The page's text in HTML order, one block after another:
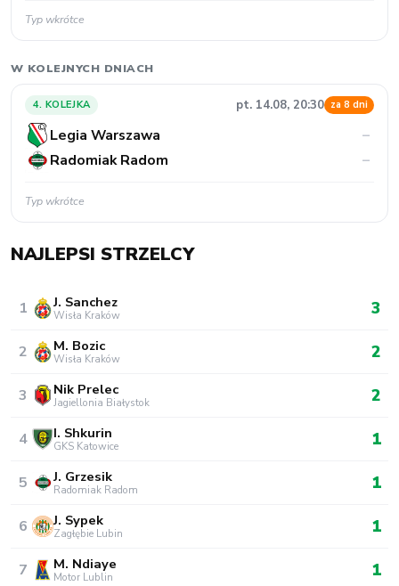
Typ wkrótce
W KOLEJNYCH DNIACH
4. KOLEJKA pt. 14.08, 20:30 za 8 dni
Legia Warszawa
–
Radomiak Radom
–
Typ wkrótce
NAJLEPSI STRZELCY
1 J. Sanchez
Wisła Kraków 3
2 M. Bozic
Wisła Kraków 2
3 Nik Prelec
Jagiellonia Białystok 2
4 I. Shkurin
GKS Katowice 1
5 J. Grzesik
Radomiak Radom 1
6 J. Sypek
Zagłębie Lubin 1
7 M. Ndiaye
Motor Lublin 1